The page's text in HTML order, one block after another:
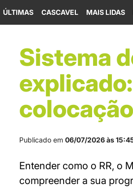
ÚLTIMAS CASCAVEL MAIS LIDAS
Sistema
colocação
Publicado em 06/07/2026 às
Entender como o RR, o
compreender a sua